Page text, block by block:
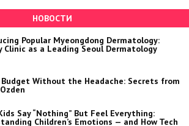
НОВОСТИ
Popular Myeongdong Dermatology:
Clinic as a Leading Seoul Dermatology
Budget Without the Headache: Secrets from
Say “Nothing” But Feel Everything:
Children’s Emotions — and How Tech